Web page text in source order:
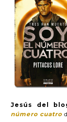
Jesús del
número cuatro